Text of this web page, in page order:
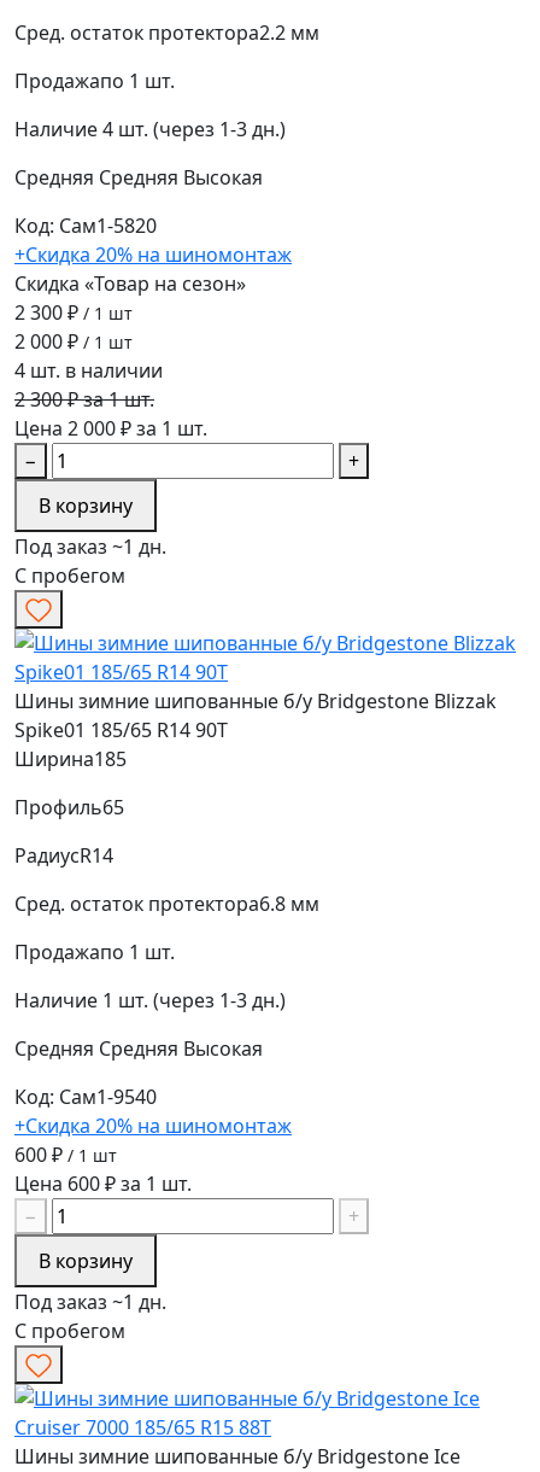
Сред. остаток протектора2.2 мм
Продажапо 1 шт.
Наличие4 шт. (через 1-3 дн.)
Средняя Средняя Высокая
Код: Сам1-5820
+Скидка 20% на шиномонтаж
Скидка «Товар на сезон»
2 300 ₽ / 1 шт
2 000 ₽ / 1 шт
4 шт. в наличии
2 300 ₽ за 1 шт.
Цена 2 000 ₽ за 1 шт.
−
+
В корзину
Под заказ ~1 дн.
С пробегом
Шины зимние шипованные б/у Bridgestone Blizzak
Spike01 185/65 R14 90T
Ширина185
Профиль65
РадиусR14
Сред. остаток протектора6.8 мм
Продажапо 1 шт.
Наличие 1 шт. (через 1-3 дн.)
Средняя Средняя Высокая
Код: Сам1-9540
+Скидка 20% на шиномонтаж
600 ₽ / 1 шт
Цена 600 ₽ за 1 шт.
−
+
В корзину
Под заказ ~1 дн.
С пробегом
Шины зимние шипованные б/у Bridgestone Ice